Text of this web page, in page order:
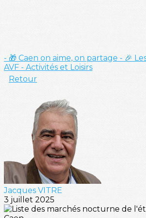
- 🎁 Caen on aime, on partage - 🎉
AVF - Activités et Loisirs
Retour
Jacques VITRE
3 juillet 2025